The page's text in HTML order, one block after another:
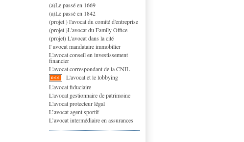
(a)Le passé en 1669
(a)Le passé en 1842
(projet ) l'avocat du comité d'entreprise
(projet )L'avocat du Family Office
(projet) L'avocat dans la cité
l' avocat mandataire immobilier
L'avocat conseil en investissement
financier
L'avocat correspondant de la CNIL
L'avocat et le lobbying
L'avocat fiduciaire
L'avocat gestionnaire de patrimoine
L'avocat protecteur légal
L’avocat agent sportif
L’avocat intermédiaire en assurances